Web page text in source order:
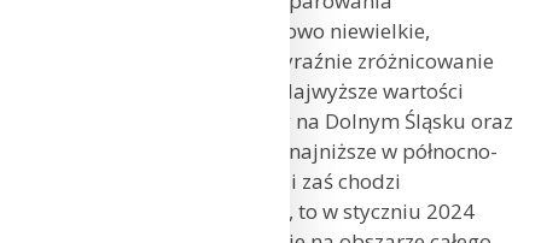
potencjalnego były stosunkowo niewielkie,
natomiast zaznaczyło się wyraźnie zróżnicowanie
przestrzenne tej zmiennej. Najwyższe wartości
osiągające 16 mm wystąpiły na Dolnym Śląsku oraz
na Podkarpaciu, natomiast najniższe w północno-
wschodniej części kraju. Jeśli zaś chodzi
o klimatyczny bilans wodny, to w styczniu 2024